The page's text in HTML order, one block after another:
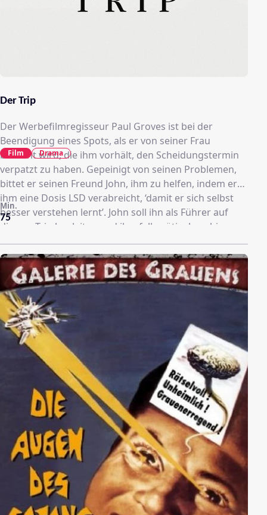
Der Trip
Der Werbefilmregisseur Paul Groves ist bei der
Beendigung eines Spots, als er von seiner Frau
besucht wird, die ihm vorhält, den Scheidungstermin
verpatzt zu haben. Gepeinigt von seinen Problemen,
bittet er seinen Freund John, ihm zu helfen, indem er
ihm eine Dosis LSD verabreicht, ‘damit er sich selbst
besser verstehen lernt’. John soll ihn als Führer auf
diesem Trip begleiten und ihn, falls nötig, beruhigen.
Sie ziehen sich in ein Haus mit Blick auf Los Angeles
zurück, wo Paul das LSD zu sich nimmt. Anfangs
geschieht nur wenig; die Stimmung ist friedlich, die
Farben und die Sonne sind intensiv.
75
Min.
Film Drama